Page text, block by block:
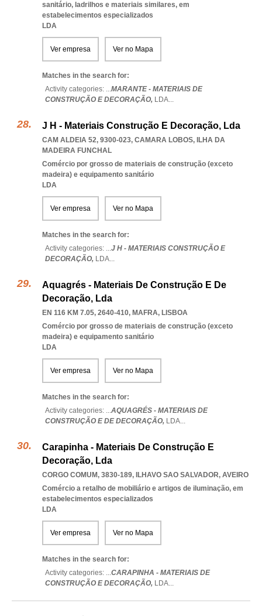
sanitário, ladrilhos e materiais similares, em
estabelecimentos especializados
LDA
Ver empresa Ver no Mapa
Matches in the search for:
Activity categories: ...MARANTE - MATERIAIS DE
CONSTRUÇÃO E DECORAÇÃO, LDA...
J H - Materiais Construção E Decoração, Lda
CAM ALDEIA 52, 9300-023, CAMARA LOBOS, ILHA DA
MADEIRA FUNCHAL
Comércio por grosso de materiais de construção (exceto
madeira) e equipamento sanitário
LDA
Ver empresa Ver no Mapa
Matches in the search for:
Activity categories: ...J H - MATERIAIS CONSTRUÇÃO E
DECORAÇÃO, LDA...
Aquagrés - Materiais De Construção E De
Decoração, Lda
EN 116 KM 7.05, 2640-410, MAFRA, LISBOA
Comércio por grosso de materiais de construção (exceto
madeira) e equipamento sanitário
LDA
Ver empresa Ver no Mapa
Matches in the search for:
Activity categories: ...AQUAGRÉS - MATERIAIS DE
CONSTRUÇÃO E DE DECORAÇÃO, LDA...
Carapinha - Materiais De Construção E
Decoração, Lda
CORGO COMUM, 3830-189, ILHAVO SAO SALVADOR, AVEIRO
Comércio a retalho de mobiliário e artigos de iluminação, em
estabelecimentos especializados
LDA
Ver empresa Ver no Mapa
Matches in the search for:
Activity categories: ...CARAPINHA - MATERIAIS DE
CONSTRUÇÃO E DECORAÇÃO, LDA...